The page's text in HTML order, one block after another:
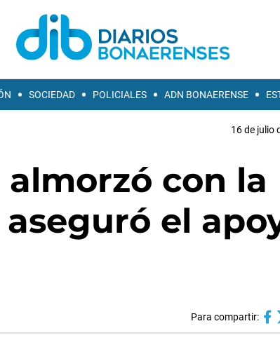
SOCIEDAD POLICIALES ADN BONAERENSE
16 de julio
con la
el
Para compartir: